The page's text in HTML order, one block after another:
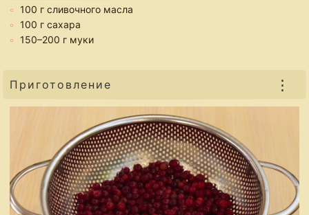
100 г сливочного масла
100 г сахара
150–200 г муки
Приготовление ⋮